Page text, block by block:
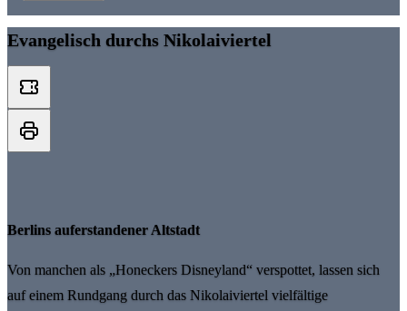
Evangelisch durchs Nikolaiviertel
Berlins auferstandener Altstadt
Von manchen als „Honeckers Disneyland“ verspottet, lassen sich
auf einem Rundgang durch das Nikolaiviertel vielfältige